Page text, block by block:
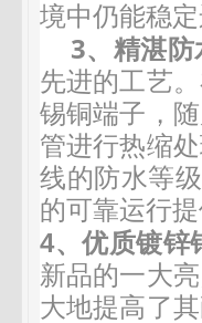
境中仍能稳
3、 精湛防
先进的工艺
锡铜端子，
管进行热缩
线的防水等
的可靠运行
4、优质镀锌
新品的一大
大地提高了